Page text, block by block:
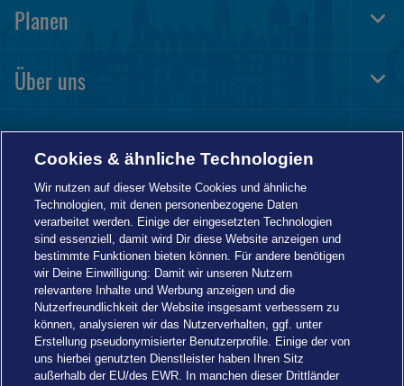
Planen
Über uns
Informationen
Cookies & ähnliche Technologien
Wir nutzen auf dieser Website Cookies und ähnliche
Technologien, mit denen personenbezogene Daten
verarbeitet werden. Einige der eingesetzten Technologien
sind essenziell, damit wird Dir diese Website anzeigen und
bestimmte Funktionen bieten können. Für andere benötigen
wir Deine Einwilligung: Damit wir unseren Nutzern
relevantere Inhalte und Werbung anzeigen und die
Nutzerfreundlichkeit der Website insgesamt verbessern zu
können, analysieren wir das Nutzerverhalten, ggf. unter
Erstellung pseudonymisierter Benutzerprofile. Einige der von
uns hierbei genutzten Dienstleister haben Ihren Sitz
außerhalb der EU/des EWR. In manchen dieser Drittländer